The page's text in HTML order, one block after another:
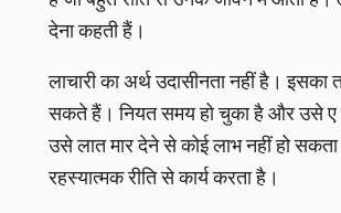
देना कहती हैं।
लाचारी का अर्थ उदासीनता नहीं है।
सकते हैं। नियत समय हो चुका है और उसे ए
उसे लात मार देने से कोई लाभ नहीं हो
रहस्यात्मक रीति से कार्य करता है।